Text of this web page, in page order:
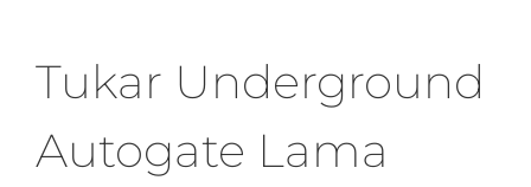
Tukar Underground
Autogate Lama